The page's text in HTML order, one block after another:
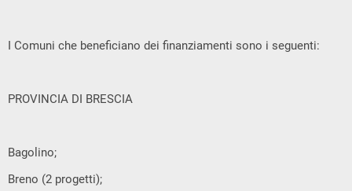
I Comuni che beneficiano dei finanziamenti sono i seguenti:
PROVINCIA DI BRESCIA
Bagolino;
Breno (2 progetti);